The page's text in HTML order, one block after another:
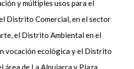
y múltiples usos para el
Distrito Comercial, en el sector
el Distrito Ambiental en el
vocación ecológica y el Distrito
área de La Alpujarra y Plaza